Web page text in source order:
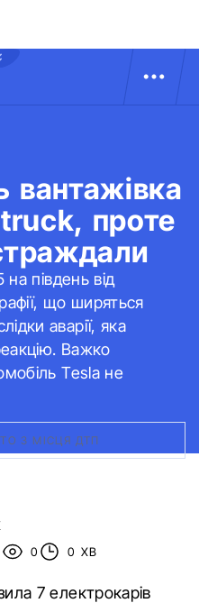
вантажівка
проте
південь від
що ширяться
аварії, яка
Важко
Tesla не
З МІСЦЯ ДТП
0 0 ХВ
7 електрокарів